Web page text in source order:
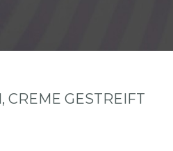
CREME GESTREIFT